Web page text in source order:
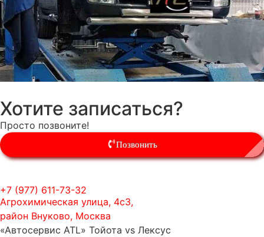
Хотите записаться?
Просто позвоните!
Позвонить
+7 (977) 611-73-32
Агрохимическая улица, 4с3,
район Внуково, Москва
«Автосервис ATL» Тойота vs Лексус